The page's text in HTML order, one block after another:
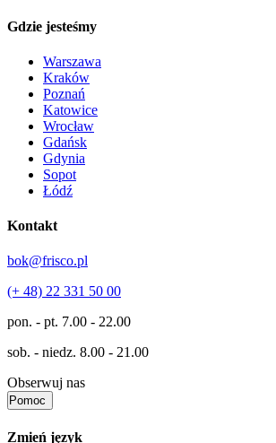
Gdzie jesteśmy
Warszawa
Kraków
Poznań
Katowice
Wrocław
Gdańsk
Gdynia
Sopot
Łódź
Kontakt
bok@frisco.pl
(+ 48) 22 331 50 00
pon. - pt. 7.00 - 22.00
sob. - niedz. 8.00 - 21.00
Obserwuj nas
Pomoc
Zmień język